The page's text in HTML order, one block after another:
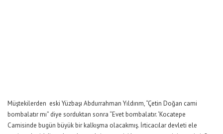
Müştekilerden eski Yüzbaşı Abdurrahman Yıldırım, “Çetin Doğan cami
bombalatır mı” diye sorduktan sonra “Evet bombalatır. ‘Kocatepe
Camisinde bugün büyük bir kalkışma olacakmış. İrticacılar devleti ele